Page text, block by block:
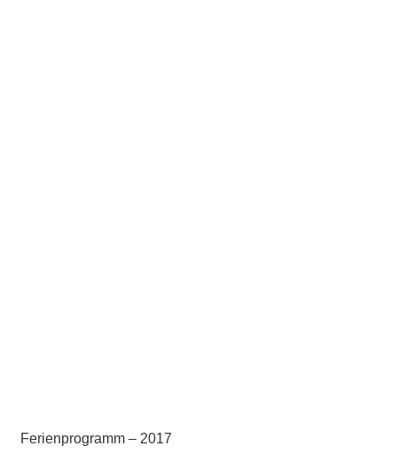
Ferienprogramm – 2017